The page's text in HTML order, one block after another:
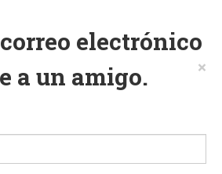
electrónico
a un amigo.
×